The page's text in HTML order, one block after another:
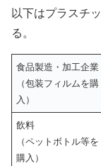
以下はプラスチ
る。
食品製造・加工企業
（包装フィルムを購
入）
飲料
（ペットボトル等を
購入）